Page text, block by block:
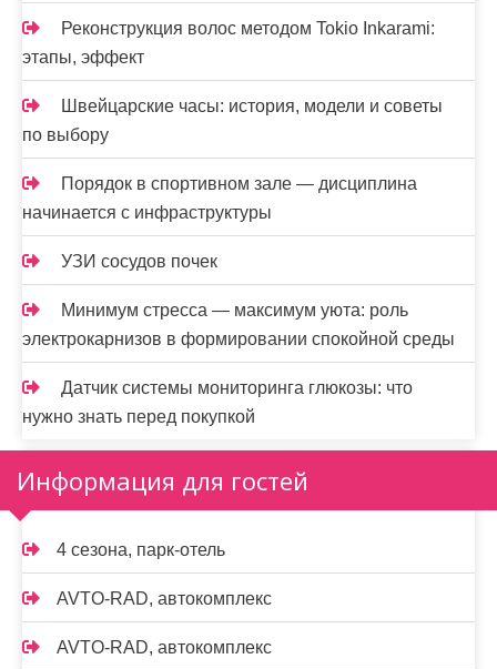
Реконструкция волос методом Tokio Inkarami:
этапы, эффект
Швейцарские часы: история, модели и советы
по выбору
Порядок в спортивном зале — дисциплина
начинается с инфраструктуры
УЗИ сосудов почек
Минимум стресса — максимум уюта: роль
электрокарнизов в формировании спокойной среды
Датчик системы мониторинга глюкозы: что
нужно знать перед покупкой
Информация для гостей
4 сезона, парк-отель
AVTO-RAD, автокомплекс
AVTO-RAD, автокомплекс